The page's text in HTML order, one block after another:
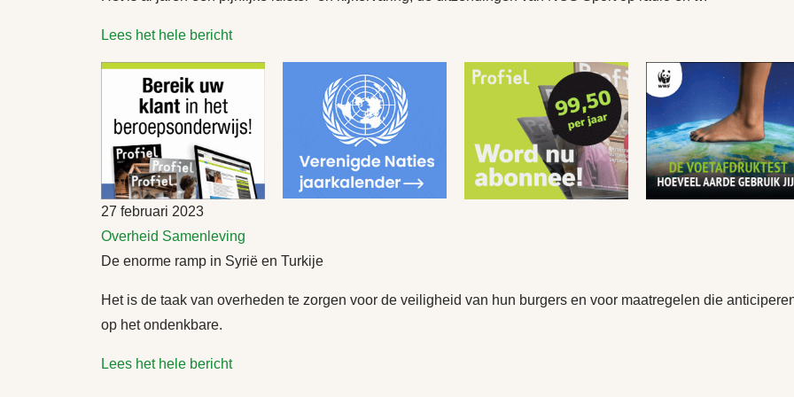
Lees het hele bericht
27 februari 2023
Overheid Samenleving
De enorme ramp in Syrië en Turkije
Het is de taak van overheden te zorgen voor de veiligheid van hun burgers en voor maatregelen die
op het ondenkbare.
Lees het hele bericht